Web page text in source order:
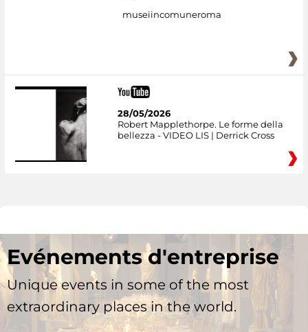
museiincomuneroma
28/05/2026
Robert Mapplethorpe. Le forme della
bellezza - VIDEO LIS | Derrick Cross
Evénements d'entreprise
Unique events in some of the most
extraordinary places in the world.